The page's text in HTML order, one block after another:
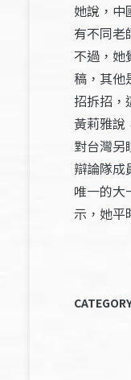
她說，中
有不同老
不過，她
稿，其他
招拆招，
黃莉雅說
對台灣另
辯論隊成
唯一的大
示，她平